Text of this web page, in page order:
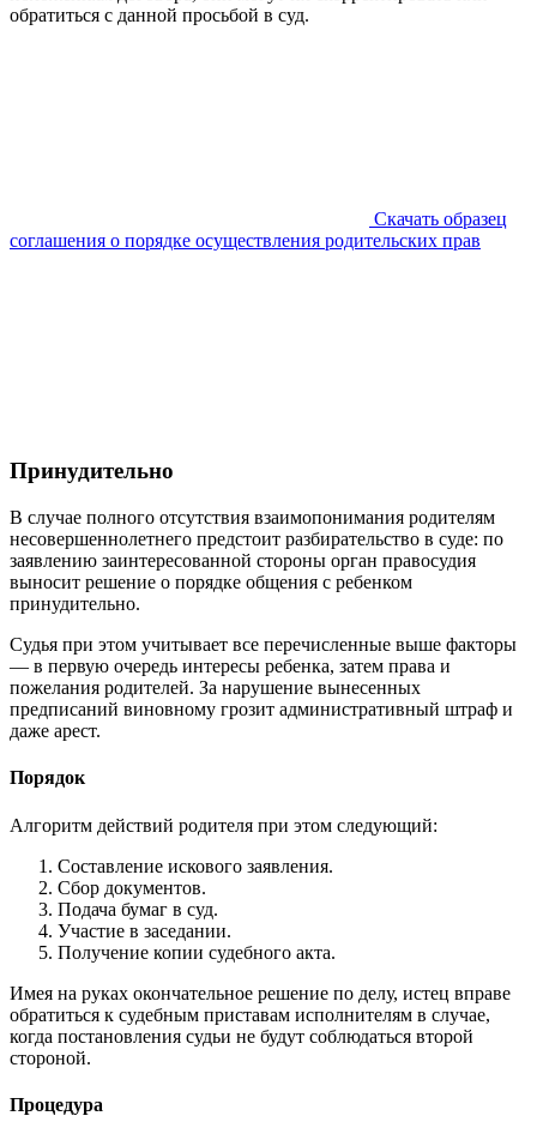
обратиться с данной просьбой в суд.
Скачать образец
соглашения о порядке осуществления родительских прав
Принудительно
В случае полного отсутствия взаимопонимания родителям
несовершеннолетнего предстоит разбирательство в суде: по
заявлению заинтересованной стороны орган правосудия
выносит решение о порядке общения с ребенком
принудительно.
Судья при этом учитывает все перечисленные выше факторы
— в первую очередь интересы ребенка, затем права и
пожелания родителей. За нарушение вынесенных
предписаний виновному грозит административный штраф и
даже арест.
Порядок
Алгоритм действий родителя при этом следующий:
Составление искового заявления.
Сбор документов.
Подача бумаг в суд.
Участие в заседании.
Получение копии судебного акта.
Имея на руках окончательное решение по делу, истец вправе
обратиться к судебным приставам исполнителям в случае,
когда постановления судьи не будут соблюдаться второй
стороной.
Процедура